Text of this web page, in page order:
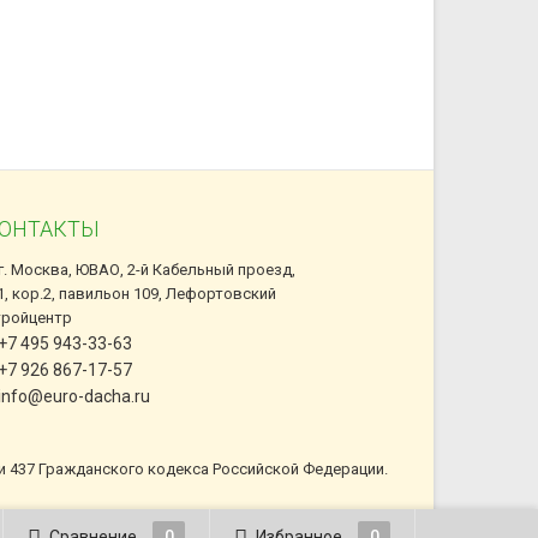
Москва, ЮВАО, 2-й Кабельный проезд,
кор.2, павильон 109, Лефортовский
+7 495 943-33-63
+7 926 867-17-57
dacha.ru
Гражданского кодекса Российской Федерации.